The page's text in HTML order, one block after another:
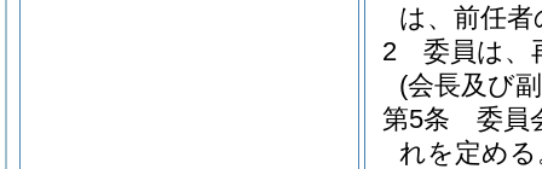
は、前任
2
委員は、
(会長及び
第5条
委員
れを定める